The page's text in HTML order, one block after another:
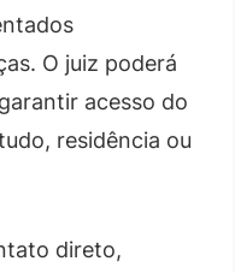
O juiz poderá
acesso do
residência ou
direto,